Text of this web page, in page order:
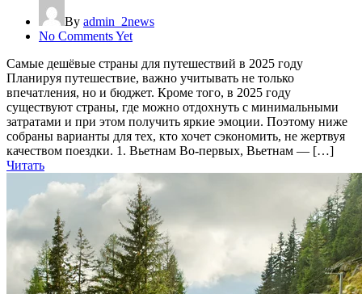
By admin_2news
No Comments Yet
Самые дешёвые страны для путешествий в 2025 году
Планируя путешествие, важно учитывать не только
впечатления, но и бюджет. Кроме того, в 2025 году
существуют страны, где можно отдохнуть с минимальными
затратами и при этом получить яркие эмоции. Поэтому ниже
собраны варианты для тех, кто хочет сэкономить, не жертвуя
качеством поездки. 1. Вьетнам Во-первых, Вьетнам — […]
Читать